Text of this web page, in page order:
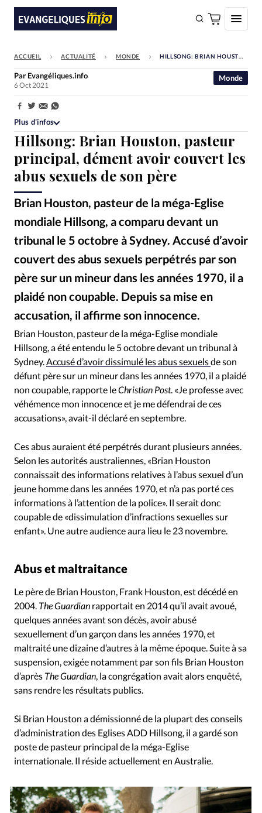
FAIRE UN DON
Faire un don
Eglises
Société
Monde
Bible
Toute l'actualité
Se connecter
Devise:CHF
RUBRIQUES
Toute l'actualité Bible Culture
Economie
Eglises
Histoire Laicité
Liberté religieuse
Mission
Monde People Politique
Religions
Société
ACCUEIL ACTUALITÉ MONDE HILLSONG: BRIAN HOUSTON, PASTEUR PRINCIPAL, DÉMENT AVOIR COUVERT LES ABUS SEXUELS DE SON PÈRE
Hillsong: Brian Houston, pasteur
principal, dément avoir couvert les
abus sexuels de son père
Brian Houston, pasteur de la méga-Eglise
mondiale Hillsong, a comparu devant un
tribunal le 5 octobre à Sydney. Accusé d’avoir
couvert des abus sexuels perpétrés par son
père sur un mineur dans les années 1970, il a
plaidé non coupable. Depuis sa mise en
accusation, il affirme son innocence.
Monde
Par Evangéliques.info
6 Oct 2021
Partager:
Plus d’infos
©Hillsong Church/YouTube
Brian Houston, pasteur de la méga-Eglise mondiale
Hillsong, a été entendu le 5 octobre devant un tribunal à
Sydney. Accusé d’avoir dissimulé les abus sexuelsde son
défunt père sur un mineur dans les années 1970, il a plaidé
non coupable, rapporte leChristian Post. «Je professe avec
véhémence mon innocence et je me défendrai de ces
accusations», avait-il déclaré en septembre.
Ces abus auraient été perpétrés durant plusieurs années.
Selon les autorités australiennes, «Brian Houston
connaissait des informations relatives à l’abus sexuel d’un
jeune homme dans les années 1970, et n’a pas porté ces
informations à l’attention de la police». Il serait donc
coupable de «dissimulation d’infractions sexuelles sur
enfant». Une autre audience aura lieu le 23 novembre.
Abus et maltraitance
Le père de Brian Houston, Frank Houston, est décédé en
2004. The Guardian rapportait en 2014 qu’il avait avoué,
quelques années avant son décès, avoir abusé
sexuellement d’un garçon dans les années 1970, et
maltraité une dizaine d’autres à la même époque. Suite à sa
suspension, exigée notamment par son fils Brian Houston
d’après The Guardian, la congrégation avait alors enquêté,
sans rendre les résultats publics.
Si Brian Houston a démissionné de la plupart des conseils
d’administration des Eglises ADD Hillsong, il a gardé son
poste de pasteur principal de la méga-Eglise
internationale. Il réside actuellement en Australie.